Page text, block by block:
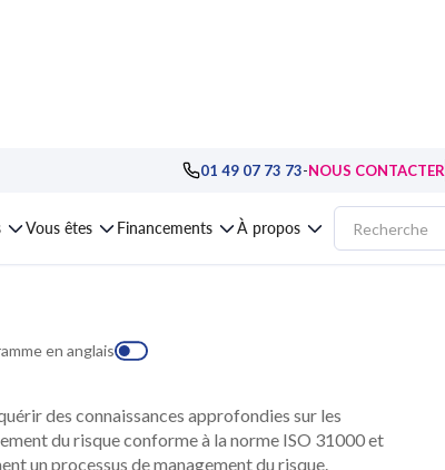
01 49 07 73 73-NOUS CONTACTER
Vous êtes Financements À propos
Manager,
en anglais
des connaissances approfondies sur les
du risque conforme à la norme ISO 31000 et
un processus de management du risque.